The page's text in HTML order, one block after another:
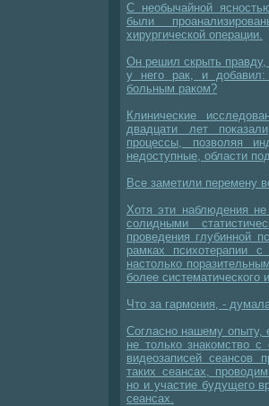
С необычайной
были
хирургической операции.
Он решил скрыть правду,
у него рак, и
больным раком?
Клинические
двадцати лет
процессы, позволяя
недоступные, области
Все заметили перемену
Хотя эти наблюдения
солидными
проведения глубинной
рамках психотерапии
настолько
более систематического
Что за гармония, -
Согласно нашему опыту,
не только знакомство
видеозаписей сеансов
таких сеансах,
но и участие будущего
сеансах.